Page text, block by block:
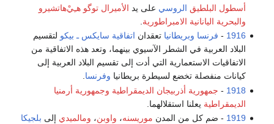
أسطول البلطيق الروسي على يد الأميرال توگو هـِيْ‌هاتشيرو
والبحرية اليانانية الامبراطورية
1916
- فرنسا وبريطانيا تعقدان اتفاقية سايكس ـ بيكو لتقسيم
البلاد العربية في الشطر الآسيوي بينهما، وتعد هذه الاتفاقية من
الاتفاقيات الاستعمارية التي أدت إلى تقسيم البلاد العربية إلى
كيانات منفصلة تخضع لسيطرة بريطانيا وفرنسا.
1918
- جمهورية أذربيجان الديمقراطية وجمهورية أرمنيا
الديمقراطية يعلنا استقلالهما.
1919 - ضم كل من المدن موريسنه، واوبن، ومالميدي إلى بلجيكا